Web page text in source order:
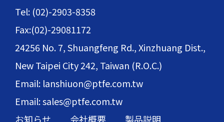
Tel: (02)-2903-8358
Fax:(02)-29081172
24256 No. 7, Shuangfeng Rd., Xinzhuang Dist.,
New Taipei City 242, Taiwan (R.O.C.)
Email: lanshiuon@ptfe.com.tw
Email: sales@ptfe.com.tw
お知らせ
会社概要 製品説明